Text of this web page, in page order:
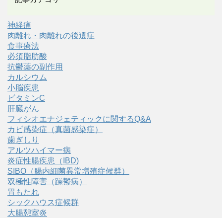
神経痛
肉離れ・肉離れの後遺症
食事療法
必須脂肪酸
抗鬱薬の副作用
カルシウム
小脳疾患
ビタミンC
肝臓がん
フィシオエナジェティックに関するQ&A
カビ感染症（真菌感染症）
歯ぎしり
アルツハイマー病
炎症性腸疾患（IBD)
SIBO（腸内細菌異常増殖症候群）
双極性障害（躁鬱病）
胃もたれ
シックハウス症候群
大腸憩室炎